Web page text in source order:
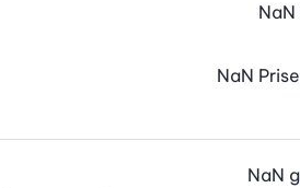
NaN
NaN Prise
NaN g